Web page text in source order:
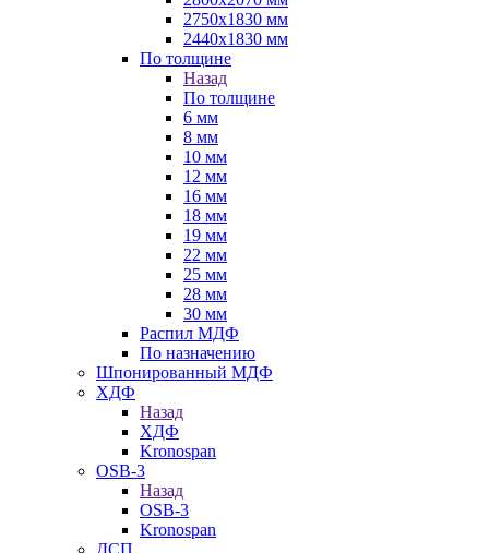
2750х1830 мм
2440х1830 мм
По толщине
Назад
По толщине
6 мм
8 мм
10 мм
12 мм
16 мм
18 мм
19 мм
22 мм
25 мм
28 мм
30 мм
Распил МДФ
По назначению
Шпонированный МДФ
ХДФ
Назад
ХДФ
Kronospan
OSB-3
Назад
OSB-3
Kronospan
ДСП